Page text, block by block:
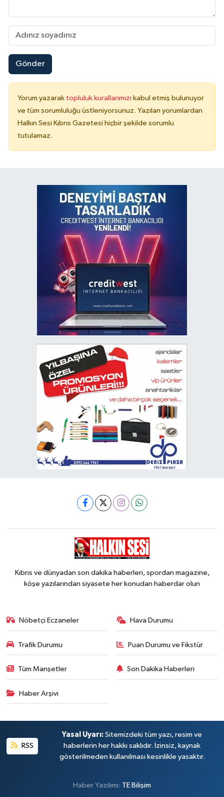
Gönder
Yorum yazarak topluluk kurallarımızı kabul etmiş bulunuyor
ve tüm sorumluluğu üstleniyorsunuz. Yazılan yorumlardan
Halkın Sesi Kıbrıs Gazetesi hiçbir şekilde sorumlu
tutulamaz.
Kıbrıs ve dünyadan son dakika haberleri, spordan magazine,
köşe yazılarından siyasete her konudan haberdar olun
Nöbetçi Eczaneler Hava Durumu
Trafik Durumu Puan Durumu ve Fikstür
Tüm Manşetler Son Dakika Haberleri
Haber Arşivi
RSS
Yasal Uyarı: Sitemizdeki tüm yazı, resim ve
haberlerin her hakkı saklıdır. İzinsiz, kaynak
gösterilmeden kullanılması kesinlikle yasaktır.
Haber Yazılımı: TE Bilişim